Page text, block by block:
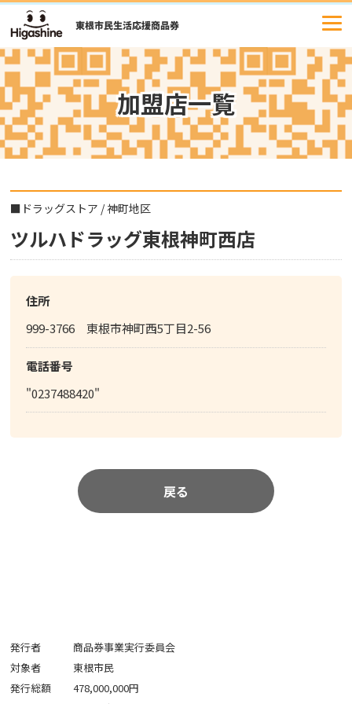
コ
ン
テ
ン
ツ
へ
ス
キ
ッ
加盟店一覧
■ ドラッグストア /神町地区
ツルハドラッグ東根神町西店
住所
999-3766 東根市神町西5丁目2-56
電話番号
"0237488420"
戻る
発行者
商品券事業実行委員会
対象者
東根市民
発行総額
478,000,000円